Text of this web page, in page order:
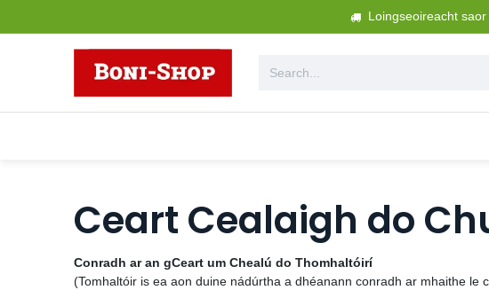
Loingseoireacht
Ceart Cealaigh do
Conradh ar an gCeart um Chealú do Thomhaltóirí
(Tomhaltóir is ea aon duine nádúrtha a dhéanann conradh ar mhaithe